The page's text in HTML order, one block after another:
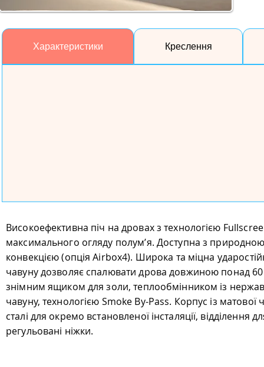
Характеристики Креслення
Високоефективна піч на дровах з технологією
максимального огляду полум’я. Доступна з
конвекцією (опція Airbox4). Широка та міцна
чавуну дозволяє спалювати дрова довжиною понад
знімним ящиком для золи, теплообмінником із
чавуну, технологією Smoke By-Pass. Корпус із
сталі для окремо встановленої інсталяції, відділення
регульовані ніжки.